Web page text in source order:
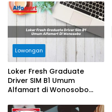
Lowongan
Loker Fresh Graduate
Driver SIM B1 Umum
Alfamart di Wonosobo